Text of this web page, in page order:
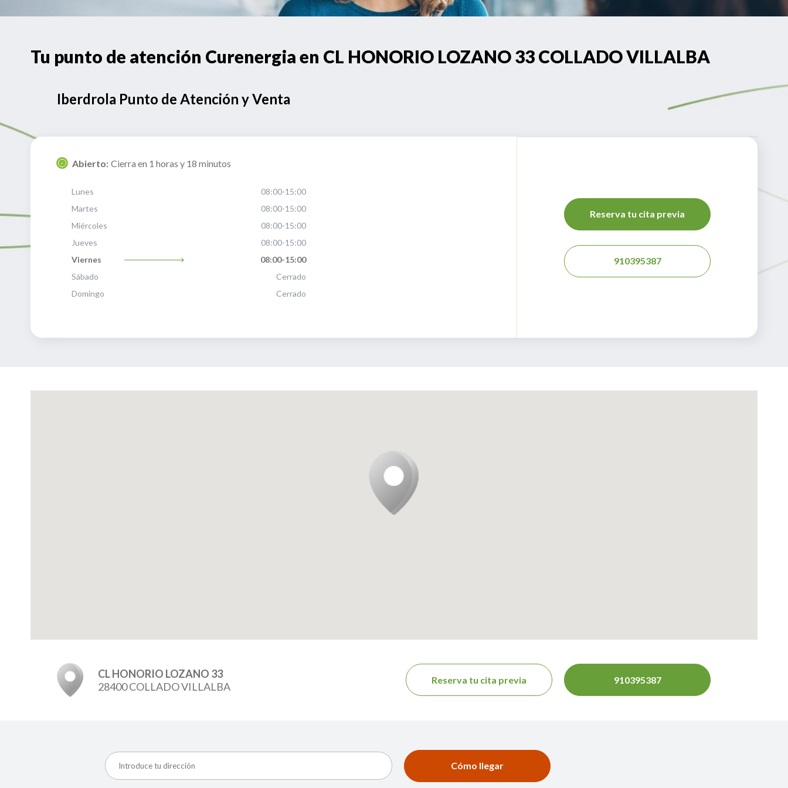
Tu punto de atención Curenergia en CL HONORIO LOZANO 33 COLLADO VILLALBA
Iberdrola Punto de Atención y Venta
Abierto: Cierra en 1 horas y 18 minutos
Lunes
08:00-15:00
Martes
08:00-15:00
Miércoles
08:00-15:00
Jueves
08:00-15:00
Viernes
08:00-15:00
Sábado
Cerrado
Domingo
Cerrado
Reserva tu cita previa
910395387
CL HONORIO LOZANO 33
28400 COLLADO VILLALBA
Reserva tu cita previa 910395387
Cómo llegar